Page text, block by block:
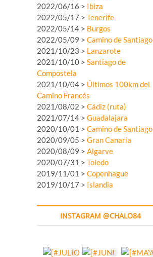
2022/06/16 > Ibiza
2022/05/17 > Tenerife
2022/05/14 > Burgos
2022/05/09 > Camino de Santiago
2021/10/23 > Lanzarote
2021/10/10 > Santiago de
Compostela
2021/10/04 > Últimos 100km del
Camino Francés
2021/08/02 > Cádiz (ruta)
2021/07/14 > Guadalajara
2020/10/01 > Camino de Santiago
2020/09/05 > Gran Canaria
2020/08/09 > Algarve
2020/07/31 > Toledo
2019/11/01 > Copenhague
2019/10/17 > Islandia
INSTAGRAM @CHALO84